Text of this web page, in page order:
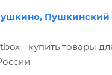
Пушкинский
- купить товары